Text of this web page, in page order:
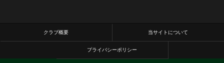
クラブ概要 当サイトについて
プライバシーポリシー